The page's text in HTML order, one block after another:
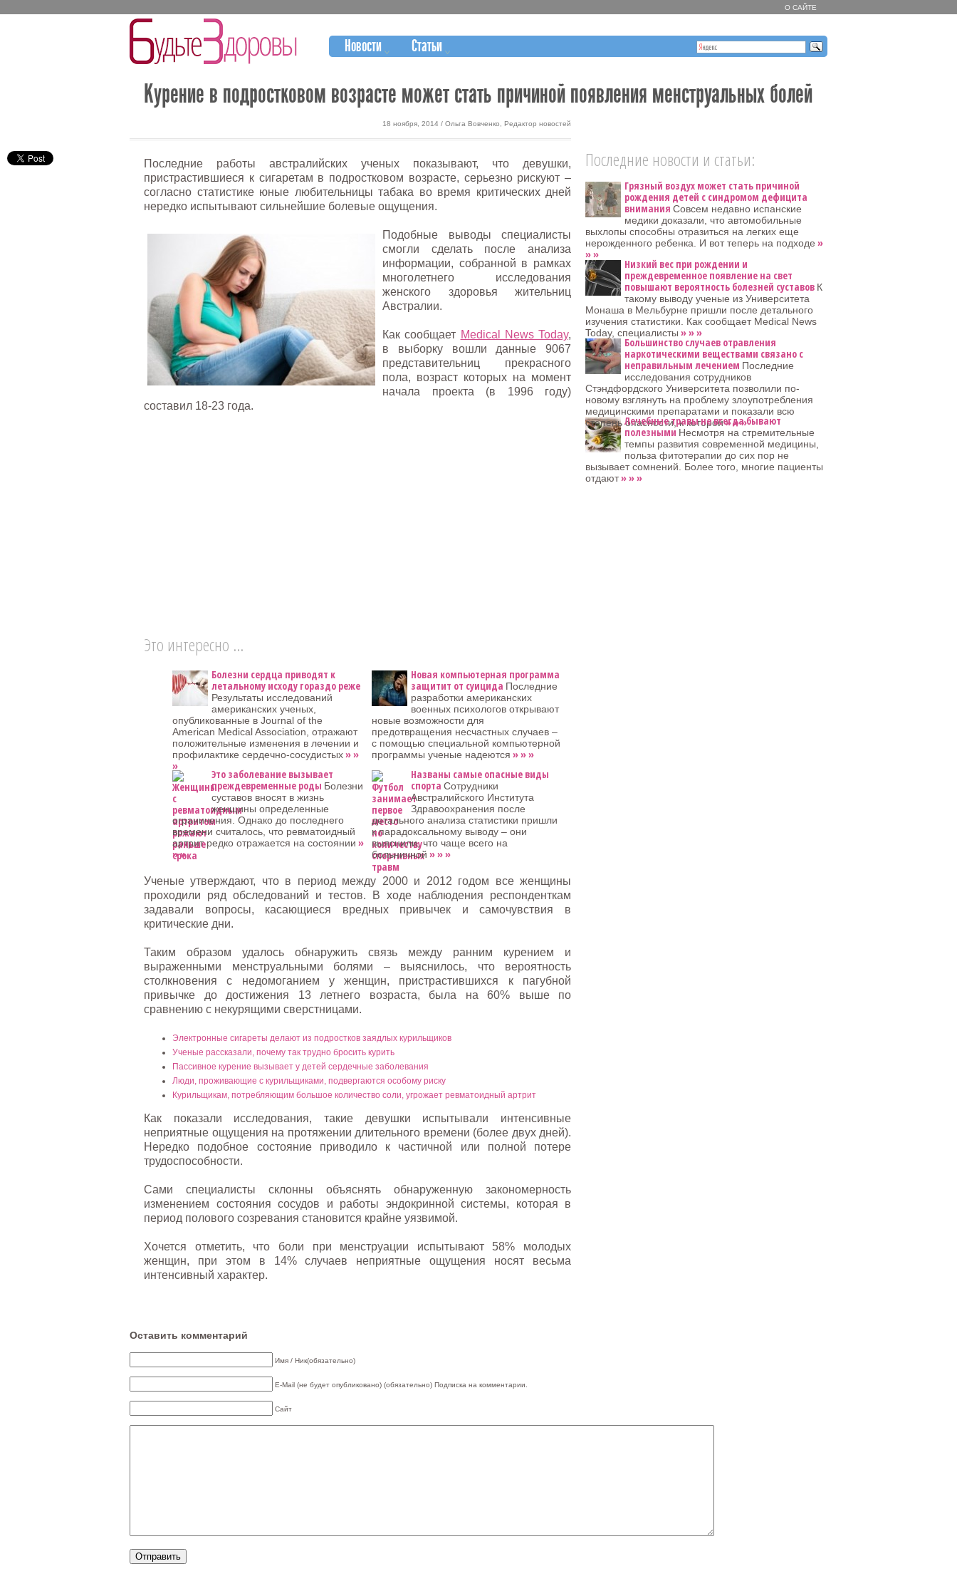
О САЙТЕ
Новости Статьи
Курение в подростковом возрасте может стать причиной появления менструальных болей
18 ноября, 2014 / Ольга Вовченко, Редактор новостей
Последние работы австралийских ученых показывают, что девушки,
пристрастившиеся к сигаретам в подростковом возрасте, серьезно рискуют –
согласно статистике юные любительницы табака во время критических дней
нередко испытывают сильнейшие болевые ощущения.
Подобные выводы специалисты
смогли сделать после анализа
информации, собранной в рамках
многолетнего исследования
женского здоровья жительниц
Австралии.
Как сообщает Medical News Today,
в выборку вошли данные 9067
представительниц прекрасного
пола, возраст которых на момент
начала проекта (в 1996 году)
составил 18-23 года.
Это интересно ...
Болезни сердца приводят к
летальному исходу гораздо реже
Результаты исследований
американских ученых,
опубликованные в Journal of the
American Medical Association, отражают
положительные изменения в лечении и
профилактике сердечно-сосудистых» »
»
Новая компьютерная программа
защитит от суицида Последние
разработки американских
военных психологов открывают
новые возможности для
предотвращения несчастных случаев –
с помощью специальной компьютерной
программы ученые надеются » » »
Это заболевание вызывает
преждевременные роды Болезни
суставов вносят в жизнь
женщины определенные
ограничения. Однако до последнего
времени считалось, что ревматоидный
артрит редко отражается на состоянии »
» »
Названы самые опасные виды
спорта Сотрудники
Австралийского Института
Здравоохранения после
детального анализа статистики пришли
к парадоксальному выводу – они
выяснили, что чаще всего на
больничной » » »
Ученые утверждают, что в период между 2000 и 2012 годом все женщины
проходили ряд обследований и тестов. В ходе наблюдения респонденткам
задавали вопросы, касающиеся вредных привычек и самочувствия в
критические дни.
Таким образом удалось обнаружить связь между ранним курением и
выраженными менструальными болями – выяснилось, что вероятность
столкновения с недомоганием у женщин, пристрастившихся к пагубной
привычке до достижения 13 летнего возраста, была на 60% выше по
сравнению с некурящими сверстницами.
Электронные сигареты делают из подростков заядлых курильщиков
Ученые рассказали, почему так трудно бросить курить
Пассивное курение вызывает у детей сердечные заболевания
Люди, проживающие с курильщиками, подвергаются особому риску
Курильщикам, потребляющим большое количество соли, угрожает ревматоидный артрит
Как показали исследования, такие девушки испытывали интенсивные
неприятные ощущения на протяжении длительного времени (более двух дней).
Нередко подобное состояние приводило к частичной или полной потере
трудоспособности.
Сами специалисты склонны объяснять обнаруженную закономерность
изменением состояния сосудов и работы эндокринной системы, которая в
период полового созревания становится крайне уязвимой.
Хочется отметить, что боли при менструации испытывают 58% молодых
женщин, при этом в 14% случаев неприятные ощущения носят весьма
интенсивный характер.
Последние новости и статьи:
Грязный воздух может стать причиной
рождения детей с синдромом дефицита
внимания Совсем недавно испанские
медики доказали, что автомобильные
выхлопы способны отразиться на легких еще
нерожденного ребенка. И вот теперь на подходе »
» »
Низкий вес при рождении и
преждевременное появление на свет
повышают вероятность болезней суставов К
такому выводу ученые из Университета
Монаша в Мельбурне пришли после детального
изучения статистики. Как сообщает Medical News
Today, специалисты » » »
Большинство случаев отравления
наркотическими веществами связано с
неправильным лечением Последние
исследования сотрудников
Стэндфордского Университета позволили по-
новому взглянуть на проблему злоупотребления
медицинскими препаратами и показали всю
степень опасности, к которой» » »
Лечебные травы не всегда бывают
полезными Несмотря на стремительные
темпы развития современной медицины,
польза фитотерапии до сих пор не
вызывает сомнений. Более того, многие пациенты
отдают» » »
Оставить комментарий
Имя / Ник(обязательно)
E-Mail (не будет опубликовано) (обязательно) Подписка на комментарии.
Сайт